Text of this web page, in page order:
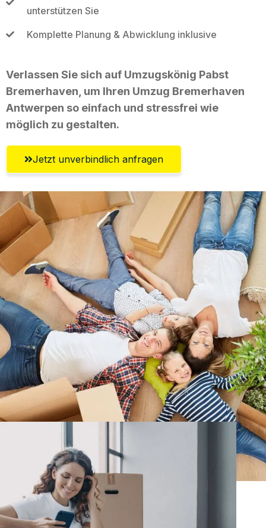
unterstützen Sie
Komplette Planung & Abwicklung inklusive
Verlassen Sie sich auf Umzugskönig Pabst
Bremerhaven, um Ihren Umzug Bremerhaven
Antwerpen so einfach und stressfrei wie
möglich zu gestalten.
Jetzt unverbindlich anfragen